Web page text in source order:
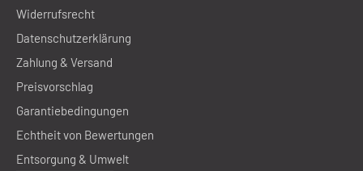
Widerrufsrecht
Datenschutzerklärung
Zahlung & Versand
Preisvorschlag
Garantiebedingungen
Echtheit von Bewertungen
Entsorgung & Umwelt